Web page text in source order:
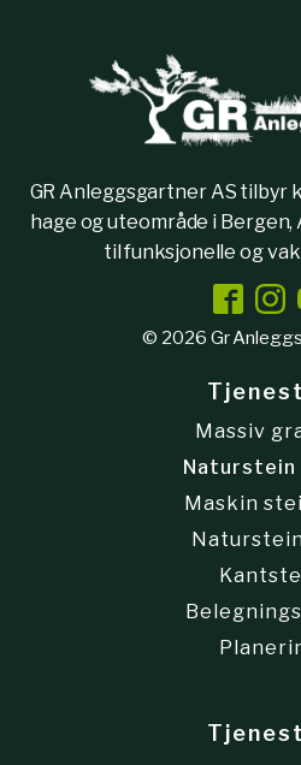
GR Anleggsgartner AS
hage og uteområde i Bergen,
til funksjonelle og
© 2026 Gr
Massiv
Naturstein
Maskin